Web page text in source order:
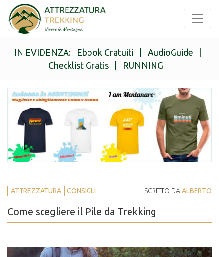
IN EVIDENZA: Ebook Gratuiti AudioGuide
Checklist Gratis| RUNNING
ATTREZZATURA CONSIGLI SCRITTO DAALBERTO
Come scegliere il Pile da Trekking